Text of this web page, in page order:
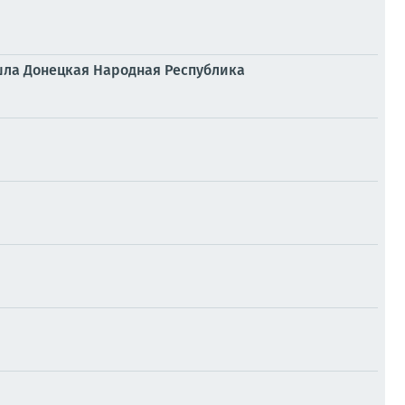
Донецкая Народная Республика